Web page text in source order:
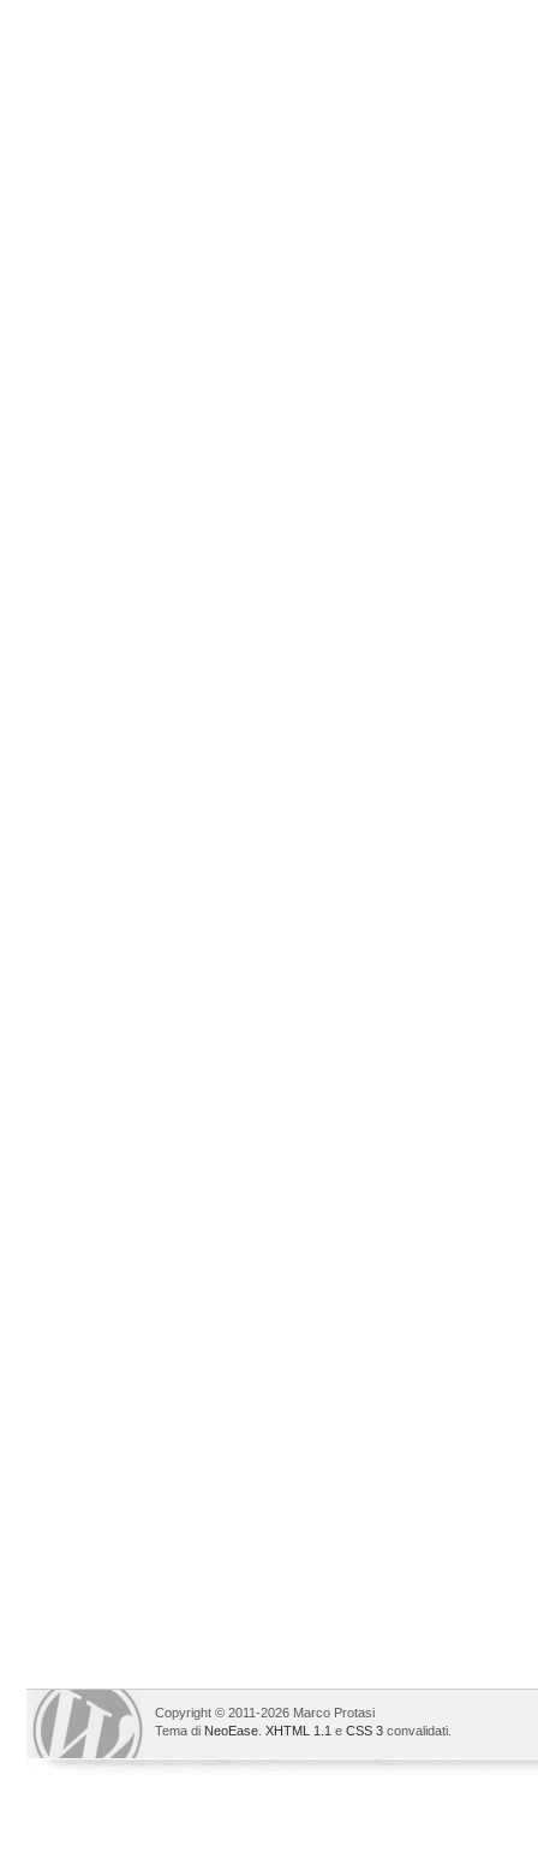
Copyright © 2011-2026 Marco Protasi
Tema di NeoEase XHTML 1.1 e CSS 3 convalidati.